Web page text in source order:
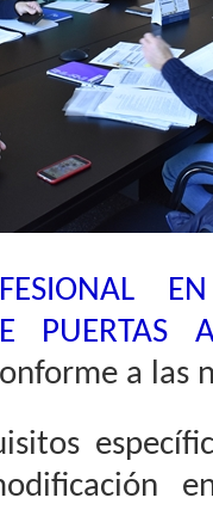
PUERTAS
a las